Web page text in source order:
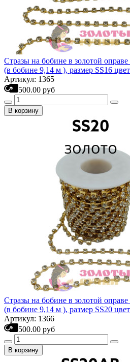
Стразы на бобине в золотой
(в бобине 9,14 м ), размер SS16
Артикул: 1365
500.00 руб
В корзину
Стразы на бобине в золотой
(в бобине 9,14 м ), размер SS20
Артикул: 1366
500.00 руб
В корзину